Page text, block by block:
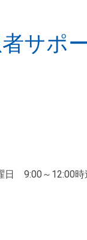
サポ
日 9:00～12:00時